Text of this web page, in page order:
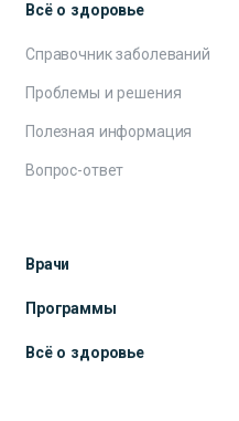
Всё о здоровье
Справочник заболеваний
Проблемы и решения
Полезная информация
Вопрос-ответ
Врачи
Программы
Всё о здоровье